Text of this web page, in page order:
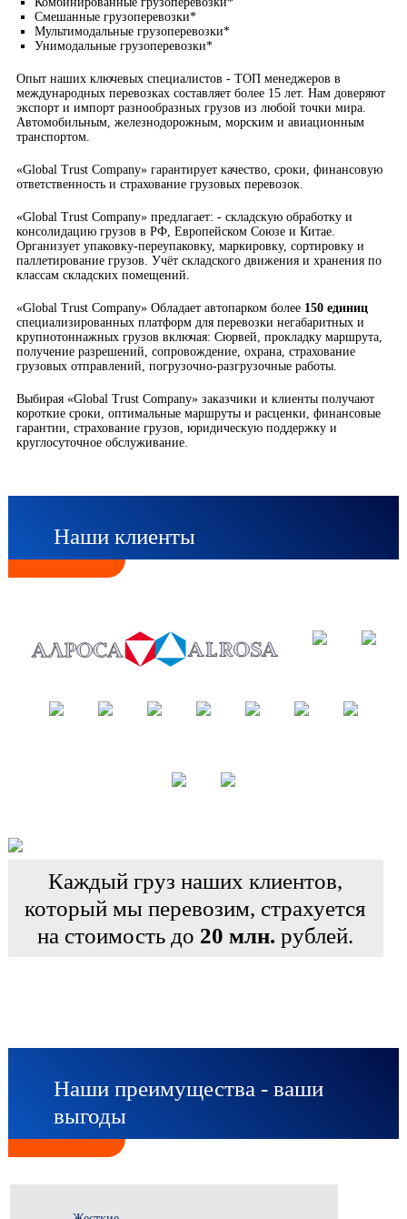
Смешанные грузоперевозки*
Мультимодальные грузоперевозки*
Унимодальные грузоперевозки*
Опыт наших ключевых специалистов - ТОП менеджеров в
международных перевозках составляет более 15 лет. Нам доверяют
экспорт и импорт разнообразных грузов из любой точки мира.
Автомобильным, железнодорожным, морским и авиационным
транспортом.
«Global Trust Company» гарантирует качество, сроки, финансовую
ответственность и страхование грузовых перевозок.
«Global Trust Company» предлагает: - складскую обработку и
консолидацию грузов в РФ, Европейском Союзе и Китае.
Организует упаковку-переупаковку, маркировку, сортировку и
паллетирование грузов. Учёт складского движения и хранения по
классам складских помещений.
«Global Trust Company» Обладает автопарком более 150 единиц
специализированных платформ для перевозки негабаритных и
крупнотоннажных грузов включая: Сюрвей, прокладку маршрута,
получение разрешений, сопровождение, охрана, страхование
грузовых отправлений, погрузочно-разгрузочные работы.
Выбирая «Global Trust Company» заказчики и клиенты получают
короткие сроки, оптимальные маршруты и расценки, финансовые
гарантии, страхование грузов, юридическую поддержку и
круглосуточное обслуживание.
Наши клиенты
Каждый груз наших клиентов,
который мы перевозим, страхуется
на стоимость до 20 млн. рублей.
Наши преимущества - ваши
выгоды